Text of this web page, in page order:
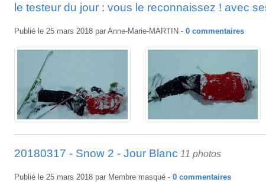
le testeur du jour : vous le reconnaissez ! avec
Publié le 25 mars 2018 par Anne-Marie-MARTIN - 0 commentaires
20180317 - Snow 2 - Jour Blanc 11 photos
Publié le 25 mars 2018 par Membre masqué - 0 commentaires